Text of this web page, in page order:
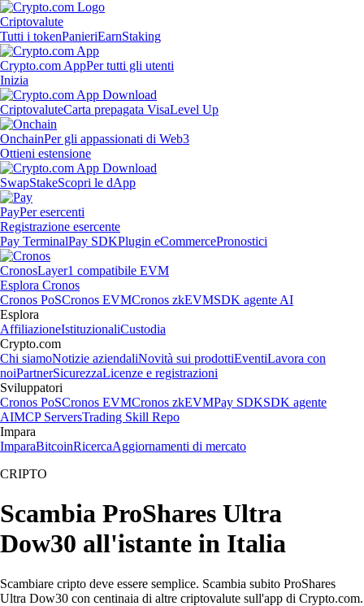
Criptovalute
Tutti i tokenPanieriEarnStaking
Crypto.com AppPer tutti gli utenti
Inizia
CriptovaluteCarta prepagata VisaLevel Up
OnchainPer gli appassionati di Web3
Ottieni estensione
SwapStakeScopri le dApp
PayPer esercenti
Registrazione esercente
Pay TerminalPay SDKPlugin eCommercePronostici
CronosLayer1 compatibile EVM
Esplora Cronos
Cronos PoSCronos EVMCronos zkEVMSDK agente AI
Esplora
AffiliazioneIstituzionaliCustodia
Crypto.com
Chi siamoNotizie aziendaliNovità sui prodottiEventiLavora con
noiPartnerSicurezzaLicenze e registrazioni
Sviluppatori
Cronos PoSCronos EVMCronos zkEVMPay SDKSDK agente
AIMCP ServersTrading Skill Repo
Impara
ImparaBitcoinRicercaAggiornamenti di mercato
CRIPTO
Scambia ProShares Ultra
Dow30 all'istante in Italia
Scambiare cripto deve essere semplice. Scambia subito ProShares
Ultra Dow30 con centinaia di altre criptovalute sull'app di Crypto.com.